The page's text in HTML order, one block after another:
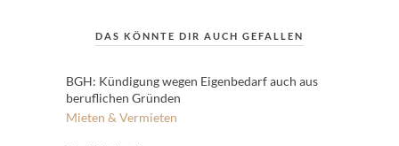
DAS KÖNNTE DIR AUCH GEFALLEN
BGH: Kündigung wegen Eigenbedarf auch aus
beruflichen Gründen
Mieten & Vermieten